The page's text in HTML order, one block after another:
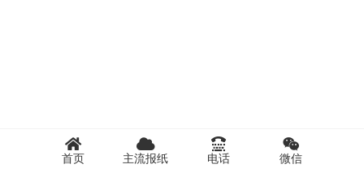
首页 主流报纸 电话 微信